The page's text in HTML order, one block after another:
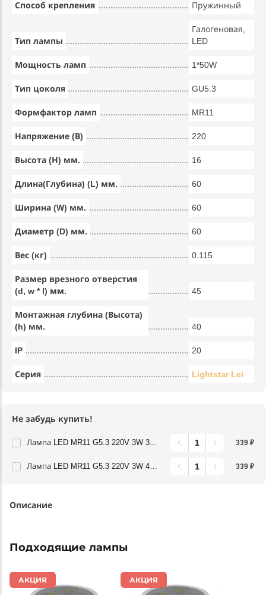
Способ крепления Пружинный
Тип лампы
Галогеновая,
LED
Мощность ламп 1*50W
Тип цоколя GU5.3
Формфактор ламп MR11
Напряжение (В) 220
Высота (Н) мм. 16
Длина(Глубина) (L) мм. 60
Ширина (W) мм. 60
Диаметр (D) мм. 60
Вес (кг) 0.115
Размер врезного отверстия
(d, w * l) мм.
45
Монтажная глубина (Высота)
(h) мм.
40
IP 20
Серия Lightstar Lei
Не забудь купить!
Лампа LED MR11 G5.3 220V 3W 3000K 120G Lightstar 940902 339 ₽
Лампа LED MR11 G5.3 220V 3W 4000K 120G Lightstar 940904 339 ₽
Описание
Подходящие лампы
АКЦИЯ АКЦИЯ